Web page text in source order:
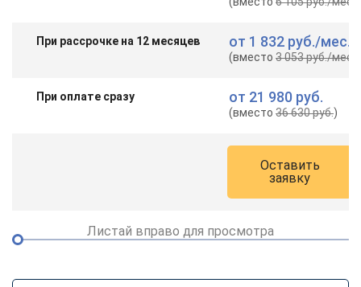
При рассрочке на 12 месяцев от 1 832 руб./мес.
(вместо3 053 руб./мес.
При оплате сразу от 21 980 руб.
(вместо36 630 руб.)
Оставить
заявку
Листай вправо для просмотра